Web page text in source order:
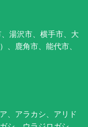
湯沢市、横手市、大
、鹿角市、能代市、
、アラカシ、アリド